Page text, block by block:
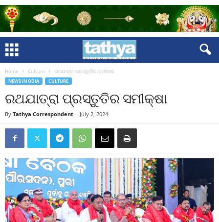
Home Culture ରଥଯାତ୍ରା ପ୍ରସ୍ତୁତିର ସମୀକ୍ଷା
NEWS IN ODIA CULTURE
ରଥଯାତ୍ରା ପ୍ରସ୍ତୁତିର ସମୀକ୍ଷା
By Tathya Correspondent - July 2, 2024